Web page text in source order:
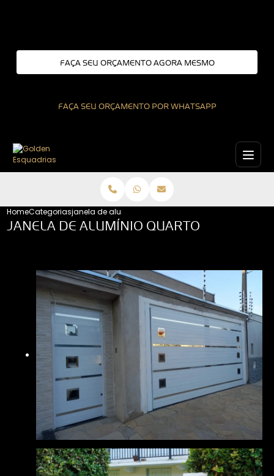
FAÇA SEU ORÇAMENTO AGORA MESMO
FAÇA SEU ORÇAMENTO POR WHATSAPP
HomeCategoriasjanela de aluminio quarto
JANELA DE ALUMÍNIO QUARTO